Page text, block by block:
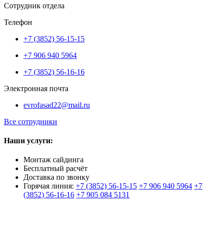
Сотрудник отдела
Телефон
+7 (3852) 56-15-15
+7 906 940 5964
+7 (3852) 56-16-16
Электронная почта
evrofasad22@mail.ru
Все сотрудники
Наши услуги:
Монтаж сайдинга
Бесплатный расчёт
Доставка по звонку
Горячая линия: +7 (3852) 56-15-15 +7 906 940 5964 +7
(3852) 56-16-16 +7 905 084 5131